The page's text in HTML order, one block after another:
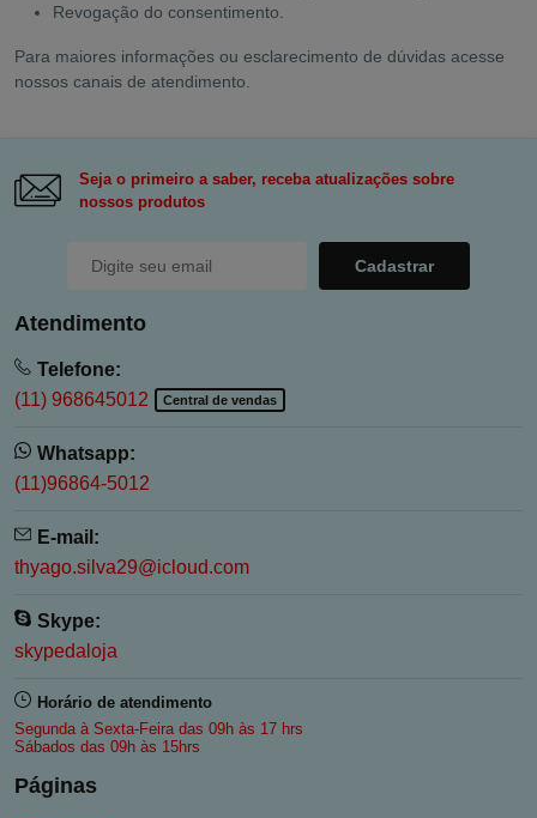
Revogação do consentimento.
Para maiores informações ou esclarecimento de dúvidas acesse
nossos canais de atendimento.
Seja o primeiro a saber, receba atualizações sobre
nossos produtos
Cadastrar
Atendimento
Telefone:
(11) 968645012
Central de vendas
Whatsapp:
(11)96864-5012
E-mail:
thyago.silva29@icloud.com
Skype:
skypedaloja
Horário de atendimento
Segunda à Sexta-Feira das 09h às 17 hrs
Sábados das 09h às 15hrs
Páginas